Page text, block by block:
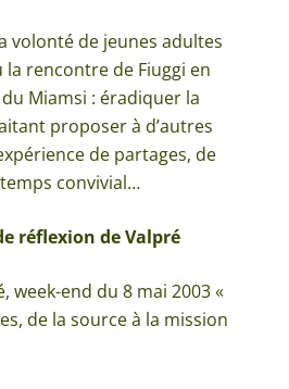
volonté de jeunes adultes
la rencontre de Fiuggi en
Miamsi : éradiquer la
proposer à d’autres
de partages, de
convivial…
réflexion de Valpré
week-end du 8 mai 2003 «
de la source à la mission